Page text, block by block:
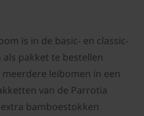
is in de basic- en classic-
pakket te bestellen
leibomen in een
van de Parrotia
bamboestokken